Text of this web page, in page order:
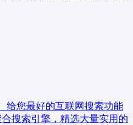
给您最好的互联网搜索功能
搜索引擎，精选大量实用的